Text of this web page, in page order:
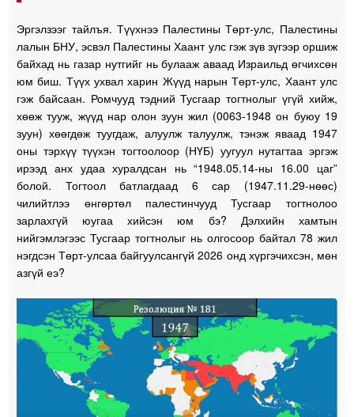
Эргэлзээг тайлъя. Түүхнээ Палестины Төрт-улс, Палестины
лалын БНУ, эсвэл Палестины Хаант улс гэж зүв зүгээр оршиж
байхад нь газар нутгийг нь булааж аваад Израильд өгчихсөн
юм биш. Түүх ухвал харин Жүүд нарын Төрт-улс, Хаант улс
гэж байсаан. Ромчууд тэдний Тусгаар тогтнолыг үгүй хийж,
хөөж тууж, жүүд нар олон зуун жил (0063-1948 он буюу 19
зуун) хөөгдөж туугдаж, алуулж талуулж, тэнэж яваад 1947
оны тэрхүү түүхэн тогтоолоор (НҮБ) уугуул нутагтаа эргэж
ирээд анх удаа хуралдсан нь “1948.05.14-ны 16.00 цаг”
болой. Тогтоол батлагдаад 6 сар (1947.11.29-нөөс)
чилийтлээ өнгөртөл палестинчууд Тусгаар тогтнолоо
зарлахгүй юугаа хийсэн юм бэ? Дэлхийн хамтын
нийгэмлэгээс Тусгаар тогтнолыг нь олгосоор байтал 78 жил
нэгдсэн Төрт-улсаа байгуулсангүй 2026 онд хүргэчихсэн, мөн
азгүй еэ?